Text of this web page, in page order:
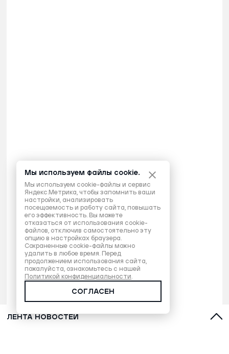
ЛЕНТА НОВОСТЕЙ
Мы используем файлы cookie.
Мы используем cookie-файлы и сервис
Яндекс.Метрика, чтобы запомнить ваши
настройки, анализировать
посещаемость и работу сайта, повышать
его эффективность. Вы можете
отказаться от использования cookie-
файлов, отключив самостоятельно эту
опцию в настройках браузера.
Сохраненные cookie-файлы можно
удалить в любое время. Перед
продолжением использования сайта,
пожалуйста, ознакомьтесь с нашей
Политикой конфиденциальности.
СОГЛАСЕН